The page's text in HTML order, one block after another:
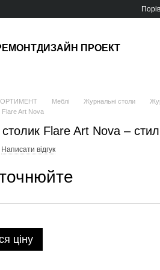
ДИЗАЙН ПРОЕКТ
Меблі Журнальні столи
Flare Art Nova
Flare Art Nova –
Написати відгук
ціну